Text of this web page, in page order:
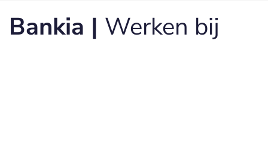
Bankia | Werken bij